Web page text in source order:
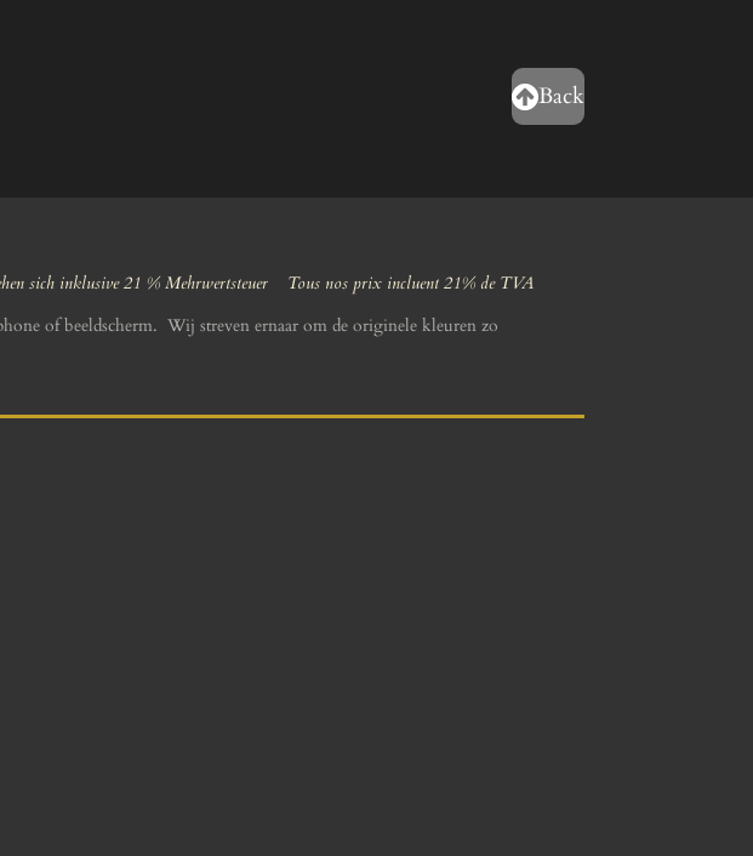
Back
sich inklusive 21 % Mehrwertsteuer Tous nos prix incluent 21% de TVA
of beeldscherm. Wij streven ernaar om de originele kleuren zo